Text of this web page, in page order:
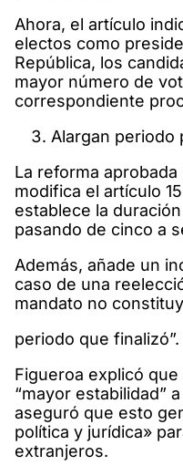
Ahora, el artículo
electos como
República, los
mayor número de
correspondiente
Alargan periodo
La reforma
modifica el artículo
establece la
pasando de cinco a
Además, añade un
caso de una
mandato no
periodo que finalizó”.
Figueroa explicó
“mayor estabilidad”
aseguró que esto
política y jurídica»
extranjeros.